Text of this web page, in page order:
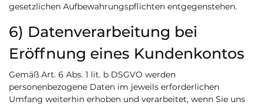
gesetzlichen Aufbewahrungspflichten entgegenstehen.
6) Datenverarbeitung bei
Eröffnung eines Kundenkontos
Gemäß Art. 6 Abs. 1 lit. b DSGVO werden
personenbezogene Daten im jeweils erforderlichen
Umfang weiterhin erhoben und verarbeitet, wenn Sie uns